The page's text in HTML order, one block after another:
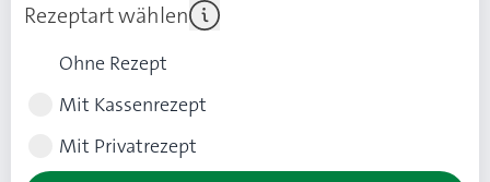
Rezeptart wählen
Ohne Rezept
Mit Kassenrezept
Mit Privatrezept